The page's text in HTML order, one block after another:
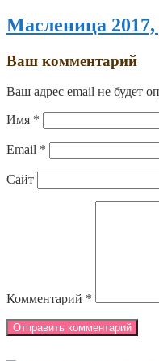
Масленица 2017,
Ваш комментарий
Ваш адрес email не будет
Имя *
Email *
Сайт
Комментарий *